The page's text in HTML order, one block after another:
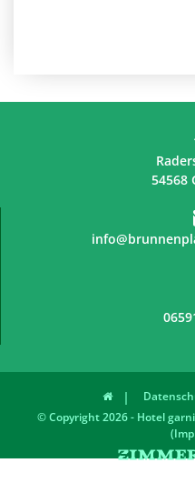
54568
© Copyright 2026 - Hotel